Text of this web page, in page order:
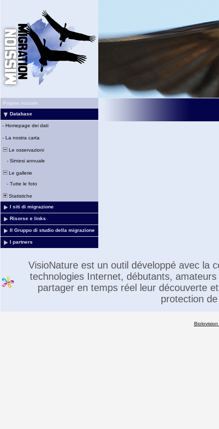
Pagina iniziale
Database
- Homepage dei dati
- La nostra carta
Le osservazioni
- Sintesi annuale
Le gallerie
- Tutte le foto
Statistiche
I siti di migrazione
Risorse e links
Il Gruppo di studio della migrazione
I partners
VisioNature est un outil développé avec la
technologies Internet, débutants,
partager en temps réel leur découverte
protection
Biolovision